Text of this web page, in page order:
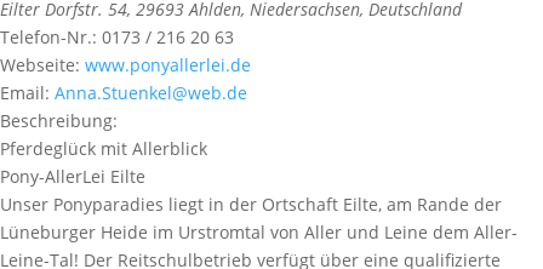
Eilter Dorfstr. 54, 29693 Ahlden, Niedersachsen, Deutschland
Telefon-Nr.: 0173 / 216 20 63
Webseite: www.ponyallerlei.de
Email: Anna.Stuenkel@web.de
Beschreibung:
Pferdeglück mit Allerblick
Pony-AllerLei Eilte
Unser Ponyparadies liegt in der Ortschaft Eilte, am Rande der
Lüneburger Heide im Urstromtal von Aller und Leine dem Aller-
Leine-Tal! Der Reitschulbetrieb verfügt über eine qualifizierte